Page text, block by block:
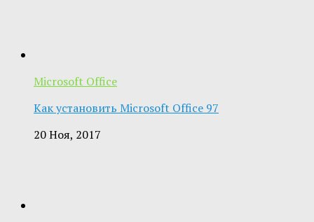
Microsoft Office
Как установить Microsoft Office 97
20 Ноя, 2017